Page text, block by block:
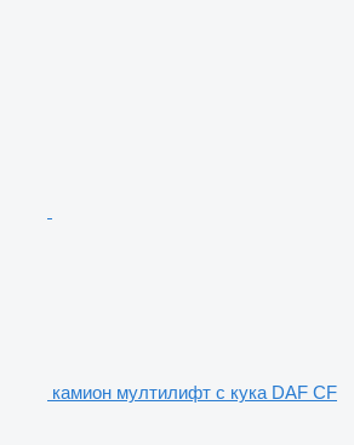
камион мултилифт с кука DAF CF